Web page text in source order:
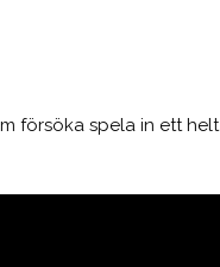
försöka spela in ett helt